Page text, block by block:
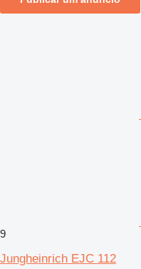
9
Jungheinrich EJC 112